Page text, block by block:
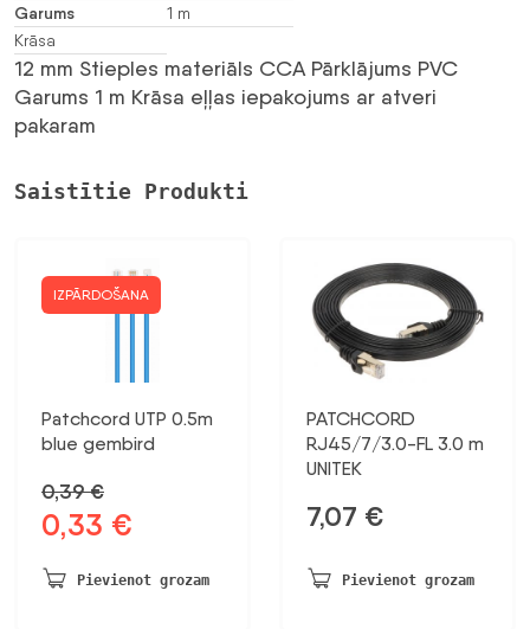
Garums
1 m
Krāsa
12 mm Stieples materiāls CCA Pārklājums PVC
Garums 1 m Krāsa eļļas iepakojums ar atveri
pakaram
Saistītie Produkti
IZPĀRDOŠANA
Patchcord UTP 0.5m
blue gembird
0,39€
Sākotnējā
bija:
0,33 €
ir:
Pievienot grozam
PATCHCORD
RJ45/7/3.0-FL 3.0 m
UNITEK
7,07 €
Pievienot grozam